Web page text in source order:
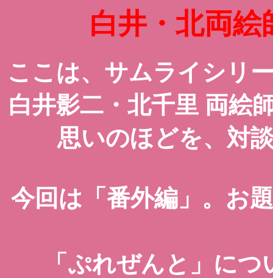
白井・北両絵
ここは、サムライシリ
白井影二・北千里 両絵
思いのほどを、対
今回は「番外編」。お
「ぷれぜんと」に